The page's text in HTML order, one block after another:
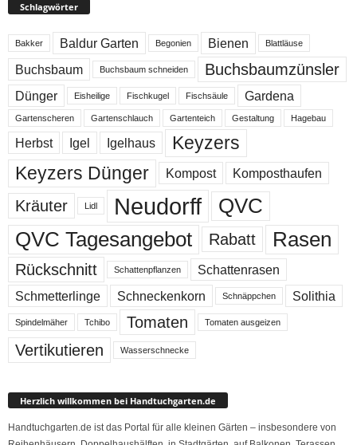
Schlagwörter
Bakker Baldur Garten Begonien Bienen Blattläuse
Buchsbaum Buchsbaum schneiden Buchsbaumzünsler
Dünger Eisheilige Fischkugel Fischsäule Gardena
Gartenscheren Gartenschlauch Gartenteich Gestaltung Hagebau
Herbst Igel Igelhaus
Keyzers
Keyzers Dünger
Kompost Komposthaufen
Kräuter Lidl Neudorff
QVC
QVC Tagesangebot
Rabatt Rasen
Rückschnitt Schattenpflanzen
Schattenrasen
Schmetterlinge
Schneckenkorn Schnäppchen Solithia
Spindelmäher Tchibo Tomaten Tomaten ausgeizen
Vertikutieren Wasserschnecke
Herzlich willkommen bei Handtuchgarten.de
Handtuchgarten.de ist das Portal für alle kleinen Gärten – insbesondere von